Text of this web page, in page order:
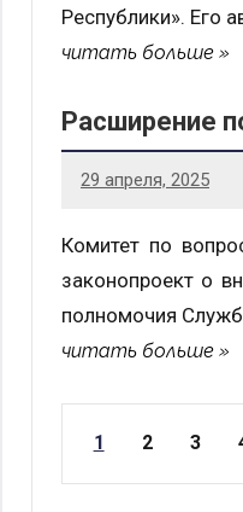
Республики». Его
читать больше
Расширение
29 апреля, 2025
Комитет по
законопроект о
полномочия
читать больше
Страницы
1 2 3